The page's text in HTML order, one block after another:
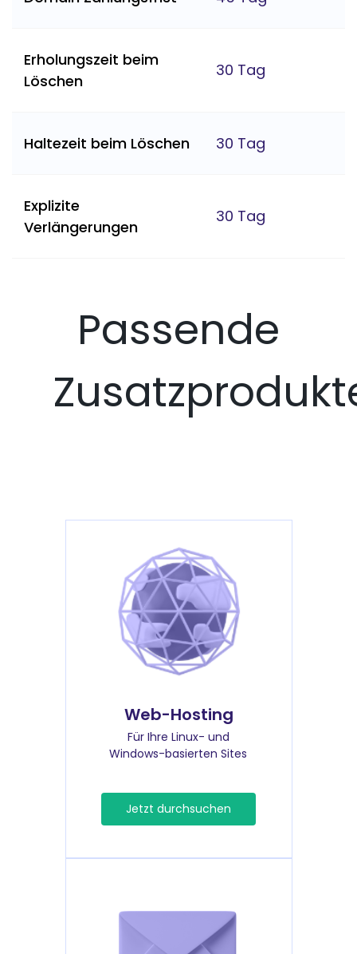
Erholungszeit beim
Löschen
30 Tag
Haltezeit beim Löschen 30 Tag
Explizite
Verlängerungen
30 Tag
Passende
Web-Hosting
Für Ihre Linux- und
Windows-basierten Sites
Jetzt durchsuchen